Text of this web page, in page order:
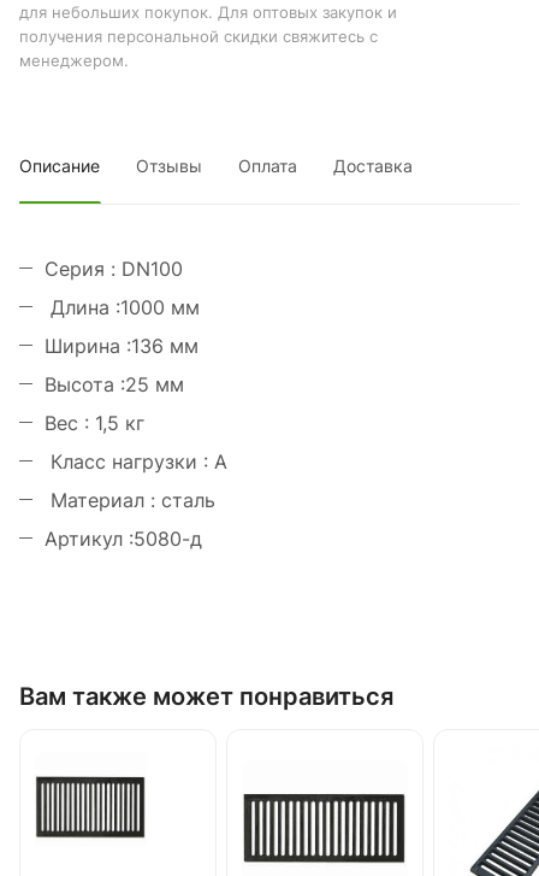
для небольших покупок. Для оптовых закупок и
получения персональной скидки свяжитесь с
менеджером.
Описание Отзывы Оплата Доставка
Серия : DN100
Длина :1000 мм
Ширина :136 мм
Высота :25 мм
Вес : 1,5 кг
Класс нагрузки : А
Материал : сталь
Артикул :5080-д
Вам также может понравиться